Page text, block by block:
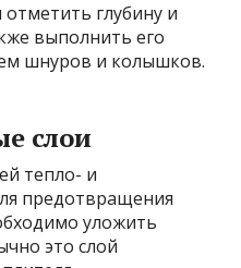
глубину и
выполнить его
шнуров и колышков.
слои
тепло- и
предотвращения
уложить
это слой